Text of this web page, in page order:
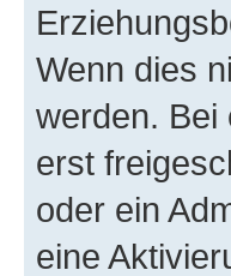
Wenn dies
werden. Bei
erst
oder ein
eine